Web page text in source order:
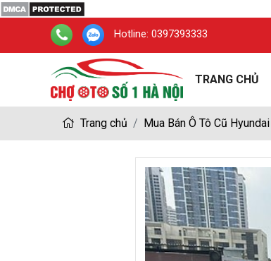
Hotline: 0397393333
TRANG CHỦ
Trang chủ Mua Bán Ô Tô Cũ Hyundai